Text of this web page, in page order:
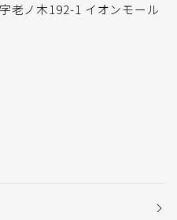
老ノ木192-1 イオンモール